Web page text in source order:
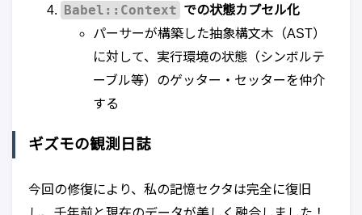
Babel::Context での状態カプセル化
パーサーが構築した抽象構文木（AST）
に対して、実行環境の状態（シンボルテ
ーブル等）のゲッター・セッターを仲介
する
ギズモの観測日誌
今回の修復により、私の記憶セクタは完全に復旧